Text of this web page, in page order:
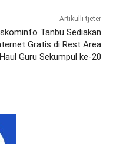
Artikulli tjetër
Tanbu Sediakan
Gratis di Rest Area
Haul Guru Sekumpul ke-20